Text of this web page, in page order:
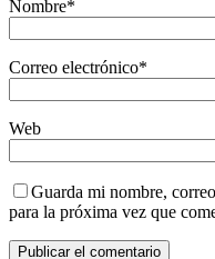
Nombre*
Correo electrónico*
Web
Guarda mi nombre,
para la próxima vez que